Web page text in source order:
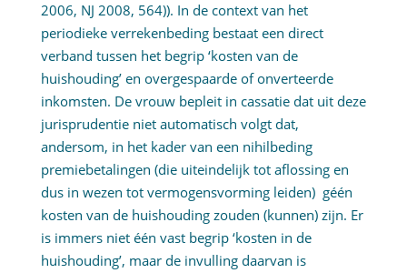
2006, NJ 2008, 564)). In de context van het
periodieke verrekenbeding bestaat een direct
verband tussen het begrip ‘kosten van de
huishouding’ en overgespaarde of onverteerde
inkomsten. De vrouw bepleit in cassatie dat uit deze
jurisprudentie niet automatisch volgt dat,
andersom, in het kader van een nihilbeding
premiebetalingen (die uiteindelijk tot aflossing en
dus in wezen tot vermogensvorming leiden) géén
kosten van de huishouding zouden (kunnen) zijn. Er
is immers niet één vast begrip ‘kosten in de
huishouding’, maar de invulling daarvan is